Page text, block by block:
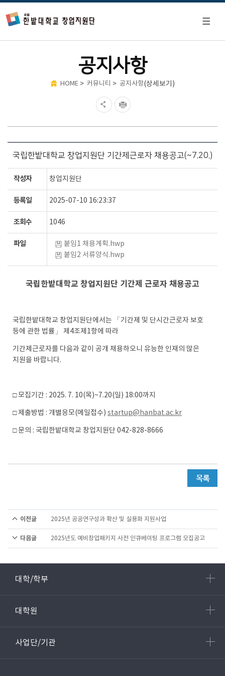
공지사항
HOME > 커뮤니티 > 공지사항(상세보기)
국립한밭대학교 창업지원단 기간제근로자 채용공고(~7.20.)
작성자 창업지원단
등록일 2025-07-10 16:23:37
조회수 1046
파일
붙임1 채용계획.hwp
붙임2 서류양식.hwp
국립한밭대학교 창업지원단 기간제 근로자 채용공고
국립한밭대학교 창업지원단에서는 「 기간제 및 단시간근로자 보호
등에 관한 법률 」 제 4조제 1항에 따라
기간제근로자를 다음과 같이 공개 채용하오니 유능한 인재의 많은
지원을 바랍니다.
□모집기간 : 2025. 7. 10(목)~7.20(일) 18:00까지
□제출방법 : 개별응모(메일접수) startup@hanbat.ac.kr
□문의 : 국립한밭대학교 창업지원단 042-828-8666
이전글 2025년 공공연구성과 확산 및 실용화 지원사업
다음글 2025년도 예비창업패키지 사전 인큐베이팅 프로그램 모집공고
대학/학부
대학원
사업단/기관